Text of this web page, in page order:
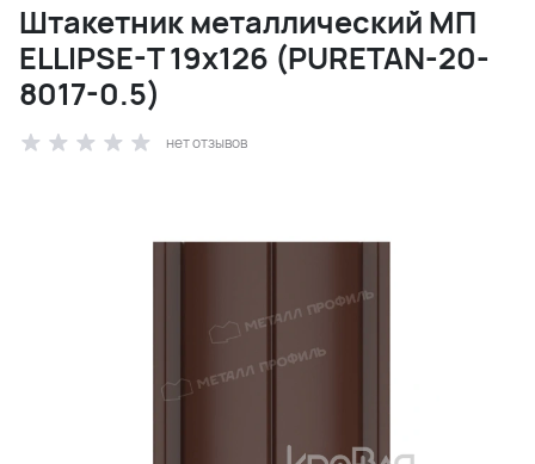
Штакетник металлический МП
ELLIPSE-T 19х126 (PURETAN-20-
8017-0.5)
нет отзывов